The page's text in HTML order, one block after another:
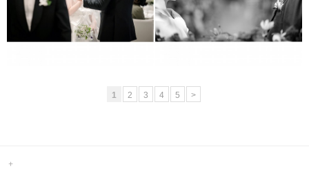
1 2 3 4 5 >